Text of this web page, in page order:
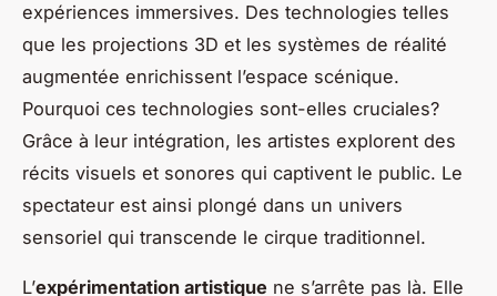
expériences immersives. Des technologies telles
que les projections 3D et les systèmes de réalité
augmentée enrichissent l’espace scénique.
Pourquoi ces technologies sont-elles cruciales?
Grâce à leur intégration, les artistes explorent des
récits visuels et sonores qui captivent le public. Le
spectateur est ainsi plongé dans un univers
sensoriel qui transcende le cirque traditionnel.
L’expérimentation artistique ne s’arrête pas là. Elle